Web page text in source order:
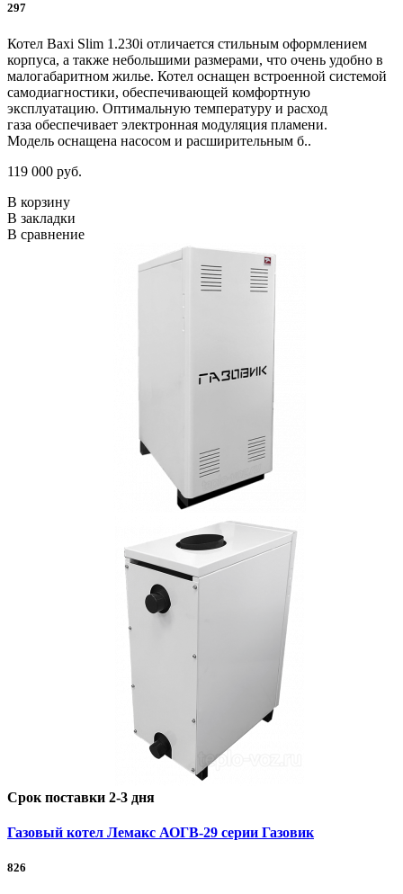
297
Котел Baxi Slim 1.230i отличается стильным оформлением
корпуса, а также небольшими размерами, что очень удобно в
малогабаритном жилье. Котел оснащен встроенной системой
самодиагностики, обеспечивающей комфортную
эксплуатацию. Оптимальную температуру и расход
газа обеспечивает электронная модуляция пламени.
Модель оснащена насосом и расширительным б..
119 000 руб.
В корзину
В закладки
В сравнение
Срок поставки 2-3 дня
Газовый котел Лемакс АОГВ-29 серии Газовик
826